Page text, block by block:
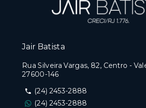
Jair Batista
Rua Silveira Vargas, 82, Centro -
27600-146
(24) 2453-2888
(24) 2453-2888